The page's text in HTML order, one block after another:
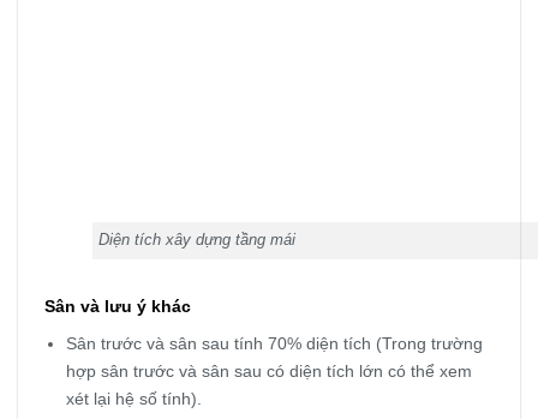
Diện tích xây dựng tầng mái
Sân và lưu ý khác
Sân trước và sân sau tính 70% diện tích (Trong trường
hợp sân trước và sân sau có diện tích lớn có thể xem
xét lại hệ số tính).